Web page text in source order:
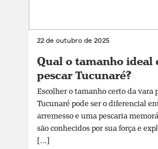
22 de outubro de 2025
Qual o tamanho ideal
pescar Tucunaré?
Escolher o tamanho certo da vara
Tucunaré pode ser o diferencial
arremesso e uma pescaria
são conhecidos por sua força e
[...]